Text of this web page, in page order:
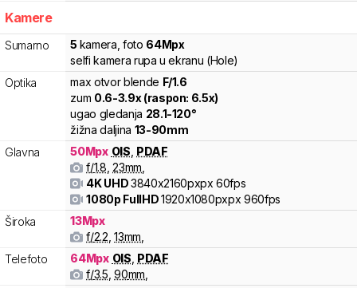
Kamere
Sumarno 5 kamera foto 64Mpx
selfi kamera rupa u ekranu (Hole)
Optika
max otvor blende F/1.6
zum 0.6-3.9x (raspon: 6.5x)
ugao gledanja 28.1-120°
žižna daljina 13-90mm
Glavna
50Mpx OIS PDAF
f/1.8 23mm
4K UHD3840x2160pxpx60fps
1080p FullHD1920x1080pxpx960fps
Široka
13Mpx
f/2.2 13mm
Telefoto
64Mpx OIS PDAF
f/3.5 90mm